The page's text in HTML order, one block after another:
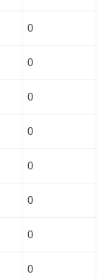
0
0
0
0
0
0
0
0